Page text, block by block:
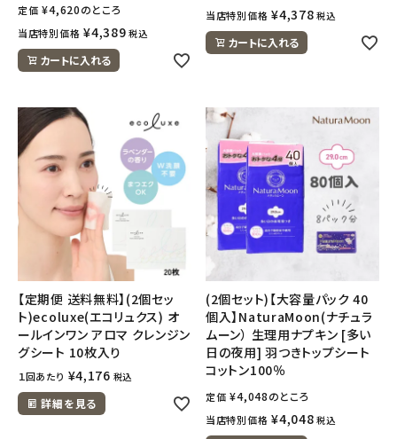
定価 ¥4,620のところ
当店特別価格 ¥4,389 税込
カートに入れる
当店特別価格 ¥4,378 税込
カートに入れる
【定期便 送料無料】(2個セッ
ト)ecoluxe(エコリュクス) オ
ールインワン アロマ クレンジン
グシート 10枚入り
１回あたり ¥4,176 税込
詳細を見る
(2個セット)【大容量パック 40
個入】NaturaMoon(ナチュラ
ムーン） 生理用ナプキン [多い
日の夜用] 羽つきトップシート
コットン100％
定価 ¥4,048のところ
当店特別価格 ¥4,048 税込